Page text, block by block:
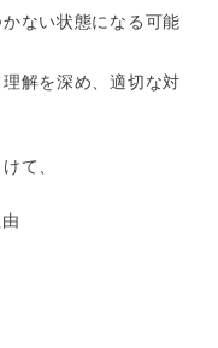
ない状態になる可能
解を深め、適切な対
て、